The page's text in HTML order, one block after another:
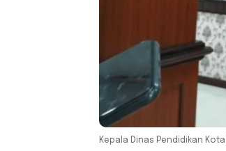
Kepala Dinas Pendidikan